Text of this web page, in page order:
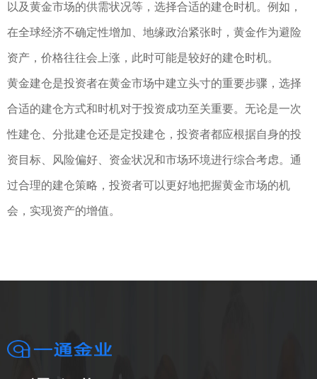
以及黄金市场的供需状况等，选择合适的建仓时机。例如，
在全球经济不确定性增加、地缘政治紧张时，黄金作为避险
资产，价格往往会上涨，此时可能是较好的建仓时机。
黄金建仓是投资者在黄金市场中建立头寸的重要步骤，选择
合适的建仓方式和时机对于投资成功至关重要。无论是一次
性建仓、分批建仓还是定投建仓，投资者都应根据自身的投
资目标、风险偏好、资金状况和市场环境进行综合考虑。通
过合理的建仓策略，投资者可以更好地把握黄金市场的机
会，实现资产的增值。